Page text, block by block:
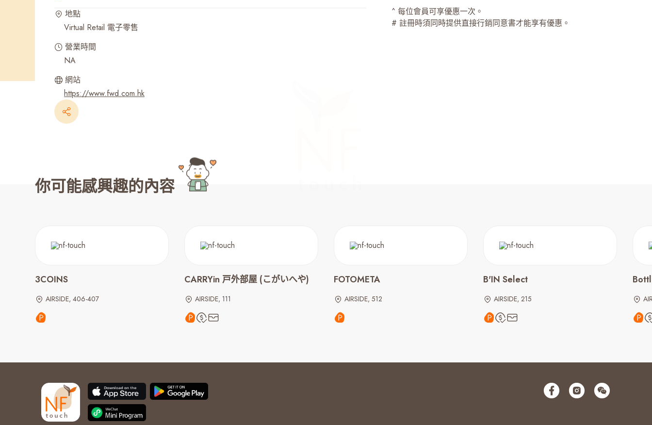
最近搜尋紀錄
地點
Virtual Retail 電子零售
營業時間
NA
網站
https://www.fwd.com.hk
^ 每位會員可享優惠一次。
# 註冊時須同時提供直接行銷同意書才能享有優惠。
你可能感興趣的內容
3COINS
AIRSIDE, 406-407
CARRYin 戸外部屋 (こがいへや)
AIRSIDE, 111
FOTOMETA
AIRSIDE, 512
B'IN Select
AIRSIDE, 215